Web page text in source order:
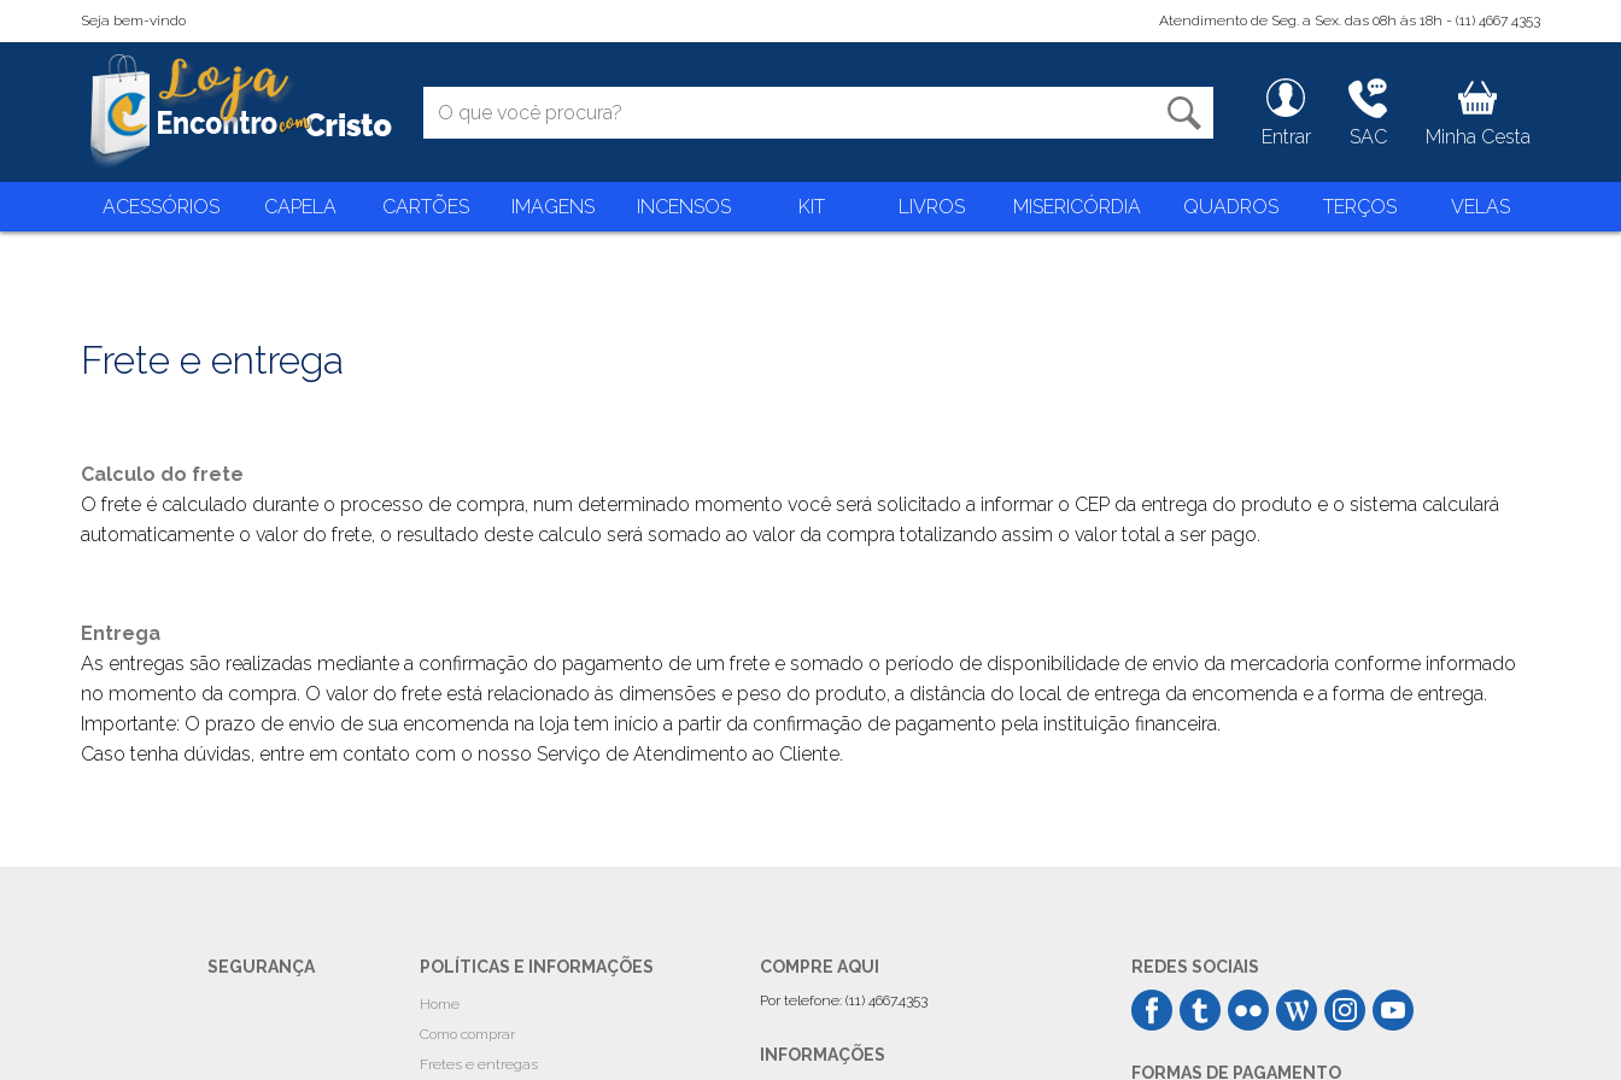
Seja bem-vindo Atendimento de Seg. a Sex. das 08h às 18h - (11) 4667 4353
Entrar SAC Minha Cesta
ACESSÓRIOS CAPELA CARTÕES IMAGENS INCENSOS KIT LIVROS MISERICÓRDIA QUADROS TERÇOS VELAS
Frete e entrega
Calculo do frete
O frete é calculado durante o processo de compra, num determinado momento você será solicitado a informar o CEP da entrega do produto e o sistema calculará
automaticamente o valor do frete, o resultado deste calculo será somado ao valor da compra totalizando assim o valor total a ser pago.
Entrega
As entregas são realizadas mediante a confirmação do pagamento de um frete e somado o período de disponibilidade de envio da mercadoria conforme informado
no momento da compra. O valor do frete está relacionado às dimensões e peso do produto, a distância do local de entrega da encomenda e a forma de entrega.
Importante: O prazo de envio de sua encomenda na loja tem início a partir da confirmação de pagamento pela instituição financeira.
Caso tenha dúvidas, entre em contato com o nosso Serviço de Atendimento ao Cliente.
SEGURANÇA POLÍTICAS E INFORMAÇÕES
Home
Como comprar
Fretes e entregas
COMPRE AQUI
Por telefone: (11) 4667.4353
INFORMAÇÕES
REDES SOCIAIS
FORMAS DE PAGAMENTO